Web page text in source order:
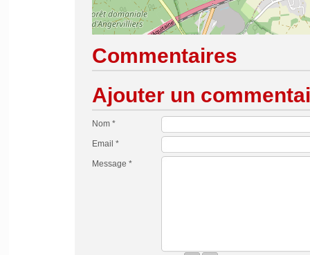
Commentaires
Ajouter un
Nom *
Email *
Message *